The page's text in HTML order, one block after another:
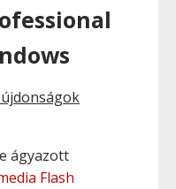
ágyazott
Flash